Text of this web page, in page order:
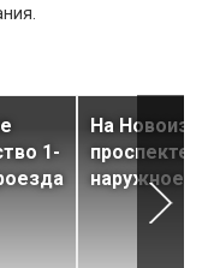
1-
На
проспекте
наружное